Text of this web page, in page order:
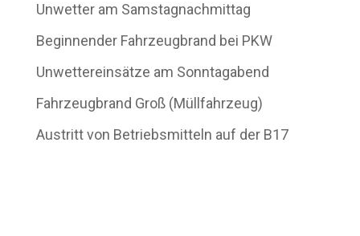
Unwetter am Samstagnachmittag
Beginnender Fahrzeugbrand bei PKW
Unwettereinsätze am Sonntagabend
Fahrzeugbrand Groß (Müllfahrzeug)
Austritt von Betriebsmitteln auf der B17